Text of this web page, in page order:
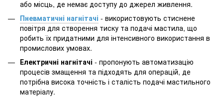
або місць, де немає доступу до джерел живлення.
Пневматичні нагнітачі - використовують стиснене
повітря для створення тиску та подачі мастила, що
робить їх придатними для інтенсивного використання в
промислових умовах.
Електричні нагнітачі - пропонують автоматизацію
процесів змащення та підходять для операцій, де
потрібна висока точність і сталість подачі мастильного
матеріалу.